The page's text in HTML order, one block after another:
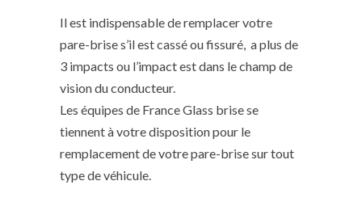
Il est indispensable de remplacer votre
pare-brise s’il est cassé ou fissuré, a plus de
3 impacts ou l’impact est dans le champ de
vision du conducteur.
Les équipes de France Glass brise se
tiennent à votre disposition pour le
remplacement de votre pare-brise sur tout
type de véhicule.